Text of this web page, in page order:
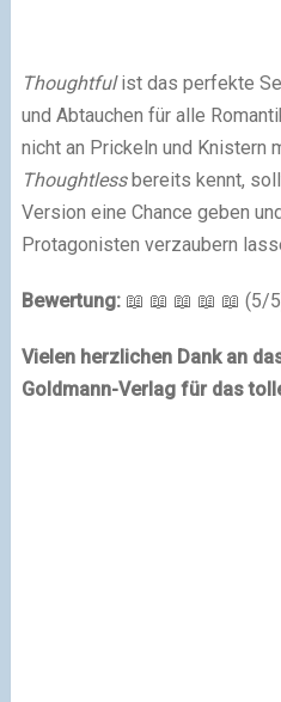
Thoughtfulist das perfekte
und Abtauchen für alle
nicht an Prickeln und Knistern
Thoughtlessbereits kennt,
Version eine Chance geben
Protagonisten verzaubern
Bewertung: 📖 📖 📖 📖 📖 (5/
Vielen herzlichen Dank an
Goldmann-Verlag für das